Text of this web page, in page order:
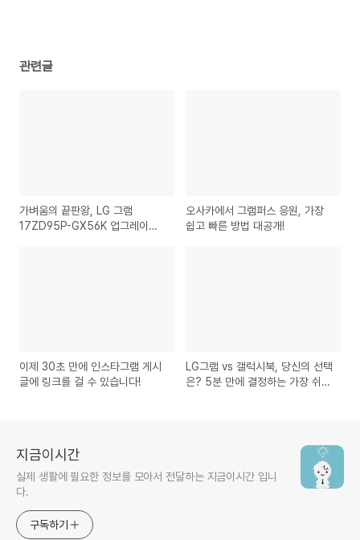
관련글
가벼움의 끝판왕, LG 그램
17ZD95P-GX56K 업그레이드
오사카에서 그램퍼스 응원, 가장
쉽고 빠른 방법 대공개!
이제 30초 만에 인스타그램 게시
글에 링크를 걸 수 있습니다!
LG그램 vs 갤럭시북, 당신의 선택
은? 5분 만에 결정하는 가장 쉬운
지금이시간
실제 생활에 필요한 정보를 모아서 전달하는 지금이시간 입니
다.
구독하기